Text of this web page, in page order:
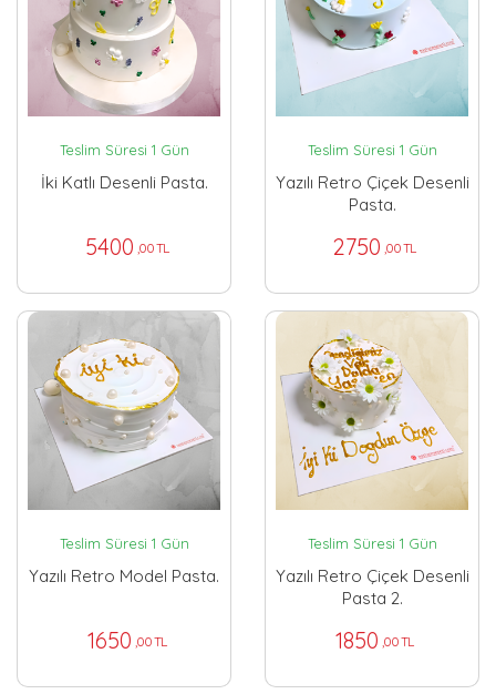
Teslim Süresi 1 Gün
İki Katlı Desenli Pasta.
5400 ,00 TL
Teslim Süresi 1 Gün
Yazılı Retro Çiçek Desenli
Pasta.
2750 ,00 TL
Teslim Süresi 1 Gün
Yazılı Retro Model Pasta.
1650 ,00 TL
Teslim Süresi 1 Gün
Yazılı Retro Çiçek Desenli
Pasta 2.
1850 ,00 TL